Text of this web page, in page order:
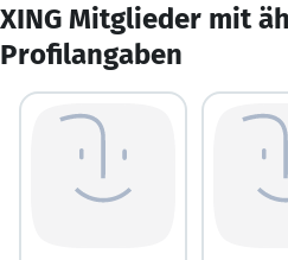
XING Mitglieder mit
Profilangaben